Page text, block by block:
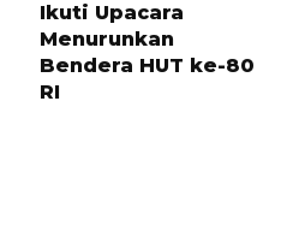
Ikuti Upacara
Menurunkan
Bendera HUT ke-80
RI